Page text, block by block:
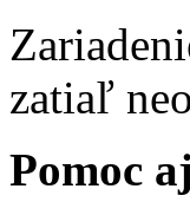
zatiaľ
Pomoc